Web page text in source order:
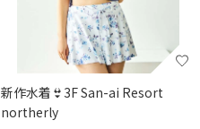
新作水着👙3F San-ai Resort
northerly